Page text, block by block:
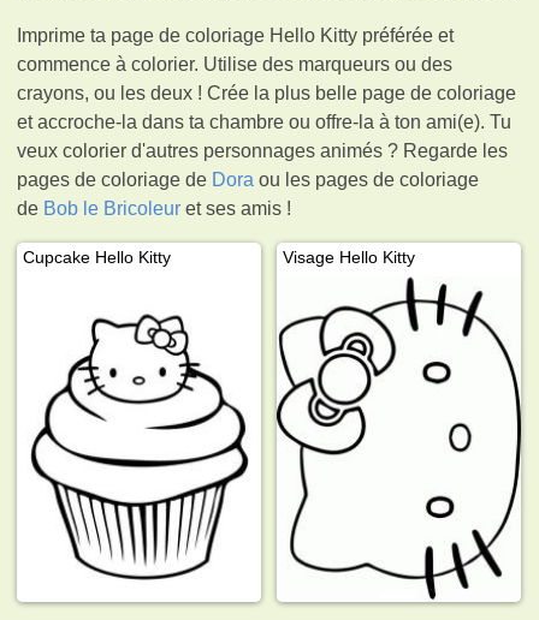
Imprime ta page de coloriage Hello Kitty préférée et
commence à colorier. Utilise des marqueurs ou des
crayons, ou les deux ! Crée la plus belle page de coloriage
et accroche-la dans ta chambre ou offre-la à ton ami(e). Tu
veux colorier d'autres personnages animés ? Regarde les
pages de coloriage de Dora ou les pages de coloriage
de Bob le Bricoleur et ses amis !
Cupcake Hello Kitty Visage Hello Kitty